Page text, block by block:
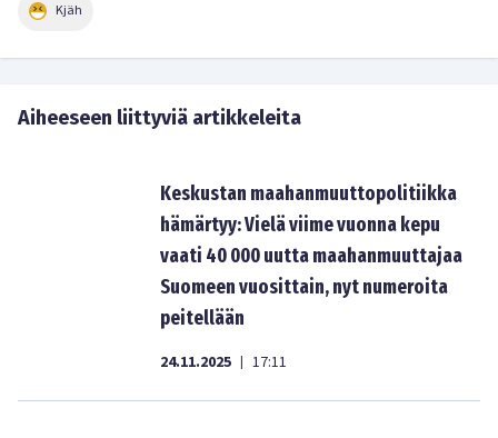
Kjäh
Aiheeseen liittyviä artikkeleita
Keskustan maahanmuuttopolitiikka
hämärtyy: Vielä viime vuonna kepu
vaati 40 000 uutta maahanmuuttajaa
Suomeen vuosittain, nyt numeroita
peitellään
24.11.2025 | 17:11